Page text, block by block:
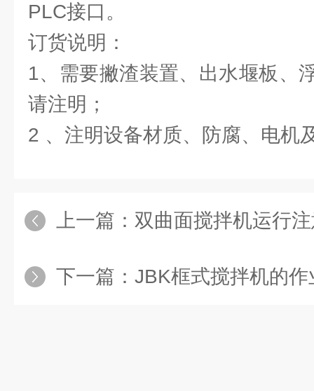
PLC接口。
订货说明：
1、需要撇渣装置、出水堰板、
请注明；
2 、注明设备材质、防腐、电机
上一篇： 双曲面搅拌机运行
下一篇： JBK框式搅拌机的作